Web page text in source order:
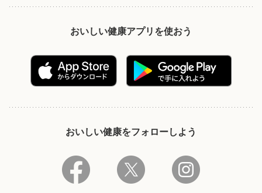
おいしい健康アプリを使おう
おいしい健康をフォローしよう